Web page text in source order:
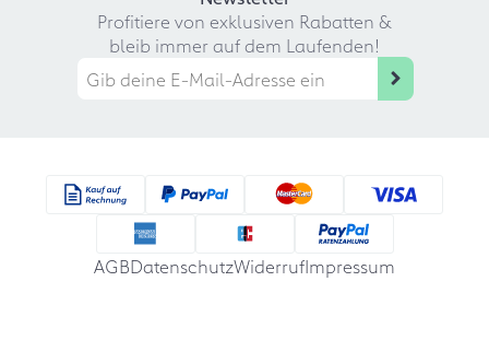
Profitiere von exklusiven Rabatten &
bleib immer auf dem Laufenden!
AGBDatenschutzWiderrufImpressum